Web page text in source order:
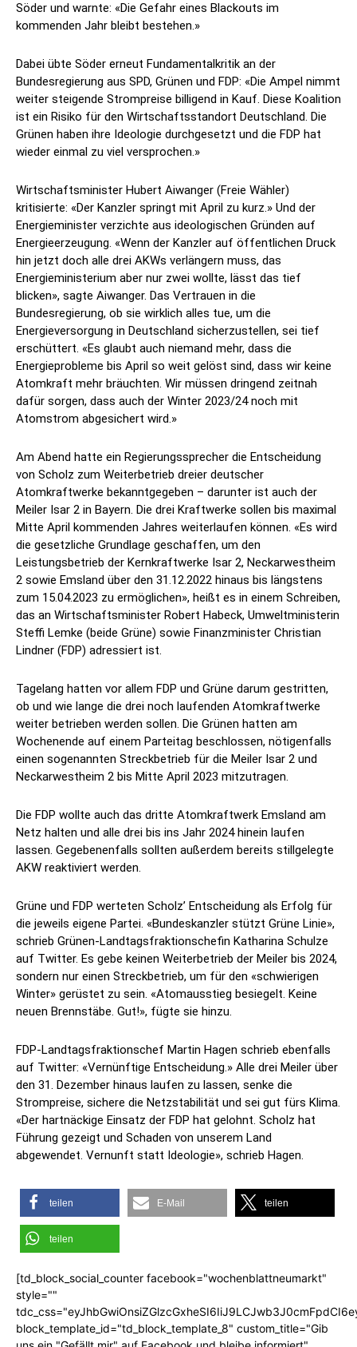
Söder und warnte: «Die Gefahr eines Blackouts im
kommenden Jahr bleibt bestehen.»
Dabei übte Söder erneut Fundamentalkritik an der
Bundesregierung aus SPD, Grünen und FDP: «Die Ampel nimmt
weiter steigende Strompreise billigend in Kauf. Diese Koalition
ist ein Risiko für den Wirtschaftsstandort Deutschland. Die
Grünen haben ihre Ideologie durchgesetzt und die FDP hat
wieder einmal zu viel versprochen.»
Wirtschaftsminister Hubert Aiwanger (Freie Wähler)
kritisierte: «Der Kanzler springt mit April zu kurz.» Und der
Energieminister verzichte aus ideologischen Gründen auf
Energieerzeugung. «Wenn der Kanzler auf öffentlichen Druck
hin jetzt doch alle drei AKWs verlängern muss, das
Energieministerium aber nur zwei wollte, lässt das tief
blicken», sagte Aiwanger. Das Vertrauen in die
Bundesregierung, ob sie wirklich alles tue, um die
Energieversorgung in Deutschland sicherzustellen, sei tief
erschüttert. «Es glaubt auch niemand mehr, dass die
Energieprobleme bis April so weit gelöst sind, dass wir keine
Atomkraft mehr bräuchten. Wir müssen dringend zeitnah
dafür sorgen, dass auch der Winter 2023/24 noch mit
Atomstrom abgesichert wird.»
Am Abend hatte ein Regierungssprecher die Entscheidung
von Scholz zum Weiterbetrieb dreier deutscher
Atomkraftwerke bekanntgegeben – darunter ist auch der
Meiler Isar 2 in Bayern. Die drei Kraftwerke sollen bis maximal
Mitte April kommenden Jahres weiterlaufen können. «Es wird
die gesetzliche Grundlage geschaffen, um den
Leistungsbetrieb der Kernkraftwerke Isar 2, Neckarwestheim
2 sowie Emsland über den 31.12.2022 hinaus bis längstens
zum 15.04.2023 zu ermöglichen», heißt es in einem Schreiben,
das an Wirtschaftsminister Robert Habeck, Umweltministerin
Steffi Lemke (beide Grüne) sowie Finanzminister Christian
Lindner (FDP) adressiert ist.
Tagelang hatten vor allem FDP und Grüne darum gestritten,
ob und wie lange die drei noch laufenden Atomkraftwerke
weiter betrieben werden sollen. Die Grünen hatten am
Wochenende auf einem Parteitag beschlossen, nötigenfalls
einen sogenannten Streckbetrieb für die Meiler Isar 2 und
Neckarwestheim 2 bis Mitte April 2023 mitzutragen.
Die FDP wollte auch das dritte Atomkraftwerk Emsland am
Netz halten und alle drei bis ins Jahr 2024 hinein laufen
lassen. Gegebenenfalls sollten außerdem bereits stillgelegte
AKW reaktiviert werden.
Grüne und FDP werteten Scholz’ Entscheidung als Erfolg für
die jeweils eigene Partei. «Bundeskanzler stützt Grüne Linie»,
schrieb Grünen-Landtagsfraktionschefin Katharina Schulze
auf Twitter. Es gebe keinen Weiterbetrieb der Meiler bis 2024,
sondern nur einen Streckbetrieb, um für den «schwierigen
Winter» gerüstet zu sein. «Atomausstieg besiegelt. Keine
neuen Brennstäbe. Gut!», fügte sie hinzu.
FDP-Landtagsfraktionschef Martin Hagen schrieb ebenfalls
auf Twitter: «Vernünftige Entscheidung.» Alle drei Meiler über
den 31. Dezember hinaus laufen zu lassen, senke die
Strompreise, sichere die Netzstabilität und sei gut fürs Klima.
«Der hartnäckige Einsatz der FDP hat gelohnt. Scholz hat
Führung gezeigt und Schaden von unserem Land
abgewendet. Vernunft statt Ideologie», schrieb Hagen.
teilen E-Mail teilen
teilen
[td_block_social_counter facebook="wochenblattneumarkt"
style=""
block_template_id="td_block_template_8" custom_title="Gib